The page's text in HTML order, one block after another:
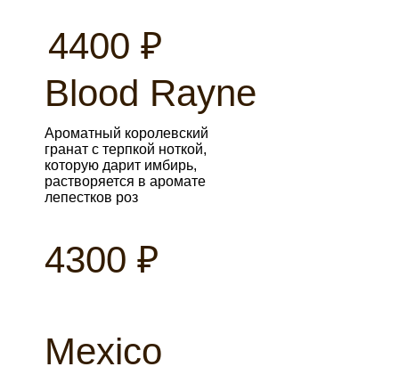
4400 ₽
Blood Rayne
4300 ₽
Ароматный королевский
гранат с терпкой ноткой,
которую дарит имбирь,
растворяется в аромате
лепестков роз
Mexico